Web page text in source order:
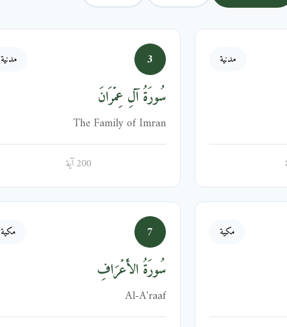
مدنية 3 مدنية
سُورَةُ آلِ عِمۡرَانَ
The Family of Imran
200 آية
مكية 7 مكية
سُورَةُ الأَعۡرَافِ
Al-A'raaf